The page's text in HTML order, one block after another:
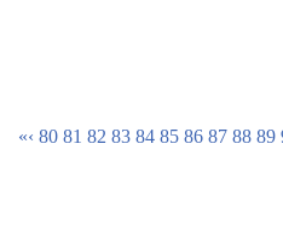
«‹ 80 81 82 83 84 85 86 87 88 89